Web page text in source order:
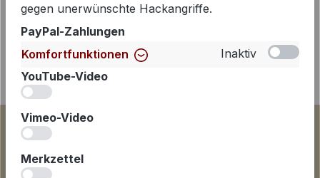
gegen unerwünschte Hackangriffe.
PayPal-Zahlungen
Komfortfunktionen
Inaktiv
YouTube-Video
Vimeo-Video
Merkzettel